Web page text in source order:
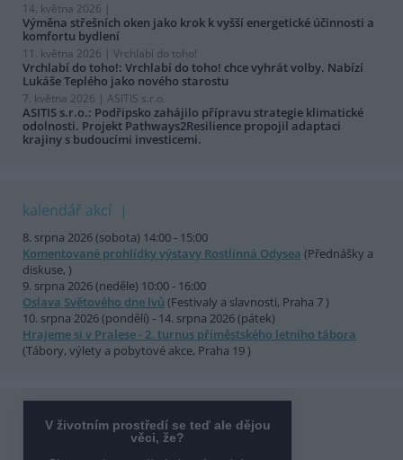
14. května 2026 |
Výměna střešních oken jako krok k vyšší energetické účinnosti a
komfortu bydlení
11. května 2026 | Vrchlabí do toho!
Vrchlabí do toho!: Vrchlabí do toho! chce vyhrát volby. Nabízí
Lukáše Teplého jako nového starostu
7. května 2026 | ASITIS s.r.o.
ASITIS s.r.o.: Podřipsko zahájilo přípravu strategie klimatické
odolnosti. Projekt Pathways2Resilience propojil adaptaci
krajiny s budoucími investicemi.
kalendář akcí
8. srpna 2026 (sobota) 14:00 - 15:00
Komentované prohlídky výstavy Rostlinná Odysea (Přednášky a
diskuse, )
9. srpna 2026 (neděle) 10:00 - 16:00
Oslava Světového dne lvů (Festivaly a slavnosti, Praha 7 )
10. srpna 2026 (pondělí) - 14. srpna 2026 (pátek)
Hrajeme si v Pralese - 2. turnus příměstského letního tábora
(Tábory, výlety a pobytové akce, Praha 19 )